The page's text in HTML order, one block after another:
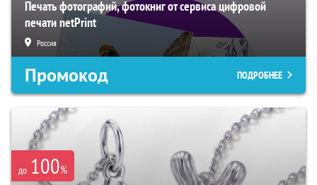
Печать фотографий, фотокниг от сервиса цифровой
печати netPrint
Россия
Промокод ПОДРОБНЕЕ
до 100%